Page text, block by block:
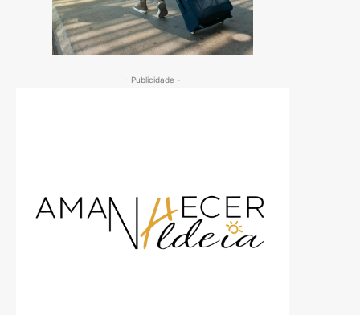
- Publicidade -